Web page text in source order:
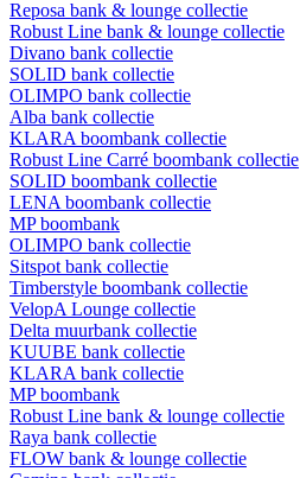
Reposa bank & lounge collectie
Robust Line bank & lounge collectie
Divano bank collectie
SOLID bank collectie
OLIMPO bank collectie
Alba bank collectie
KLARA boombank collectie
Robust Line Carré boombank collectie
SOLID boombank collectie
LENA boombank collectie
MP boombank
OLIMPO bank collectie
Sitspot bank collectie
Timberstyle boombank collectie
VelopA Lounge collectie
Delta muurbank collectie
KUUBE bank collectie
KLARA bank collectie
MP boombank
Robust Line bank & lounge collectie
Raya bank collectie
FLOW bank & lounge collectie